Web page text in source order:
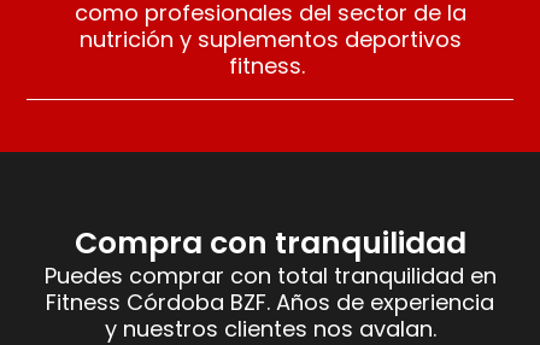
como profesionales del sector de la
nutrición y suplementos deportivos
fitness.
Compra con tranquilidad
Puedes comprar con total tranquilidad en
Fitness Córdoba BZF. Años de experiencia
y nuestros clientes nos avalan.